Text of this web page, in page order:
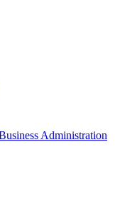
Administration